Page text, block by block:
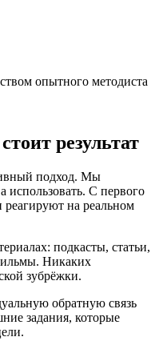
опытного методиста
результат
подход. Мы
использовать. С первого
реагируют на реальном
подкасты, статьи,
Никаких
зубрёжки.
обратную связь
задания, которые